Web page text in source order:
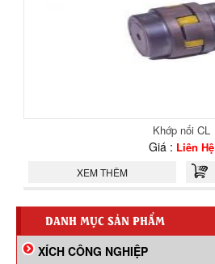
Khớp nối CL
Giá : Liên Hệ
XEM THÊM
DANH MỤC SẢN PHẨM
XÍCH CÔNG NGHIỆP